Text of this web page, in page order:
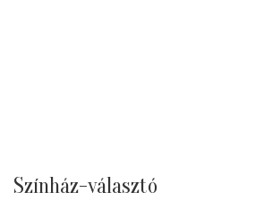
Színház-választó